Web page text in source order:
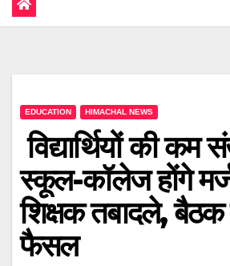
EDUCATION HIMACHAL NEWS
विद्यार्थियों की कम
स्कूल-कॉलेज होंगे
शिक्षक तबादले, बैठक
फैसल